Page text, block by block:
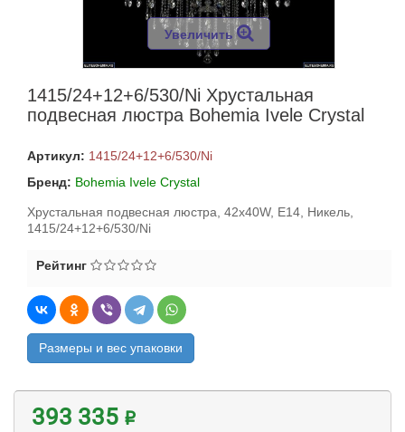
Увеличить
1415/24+12+6/530/Ni Хрустальная
подвесная люстра Bohemia Ivele Crystal
Артикул: 1415/24+12+6/530/Ni
Бренд: Bohemia Ivele Crystal
Хрустальная подвесная люстра, 42x40W, E14, Никель,
1415/24+12+6/530/Ni
Рейтинг
Размеры и вес упаковки
393 335 ₽